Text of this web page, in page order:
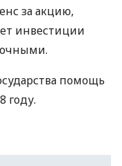
за акцию,
инвестиции
помощь
году.